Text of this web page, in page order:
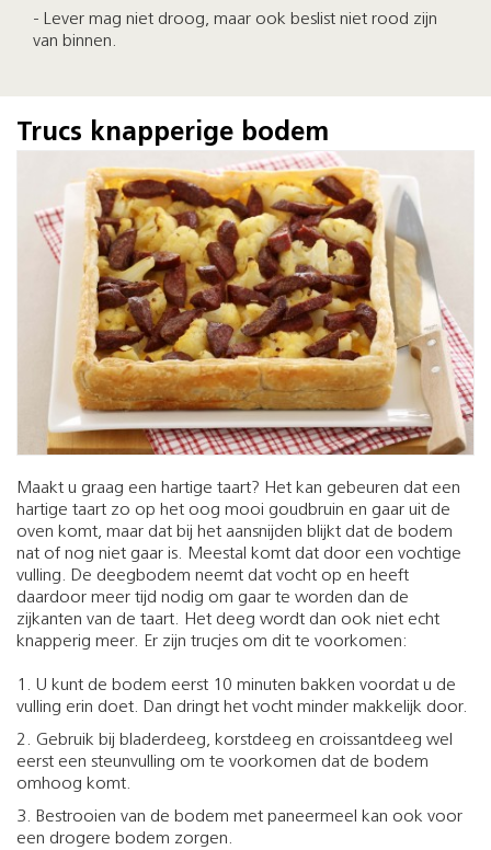
- Lever mag niet droog, maar ook beslist niet rood zijn
van binnen.
Trucs knapperige bodem
Maakt u graag een hartige taart? Het kan gebeuren dat een
hartige taart zo op het oog mooi goudbruin en gaar uit de
oven komt, maar dat bij het aansnijden blijkt dat de bodem
nat of nog niet gaar is. Meestal komt dat door een vochtige
vulling. De deegbodem neemt dat vocht op en heeft
daardoor meer tijd nodig om gaar te worden dan de
zijkanten van de taart. Het deeg wordt dan ook niet echt
knapperig meer. Er zijn trucjes om dit te voorkomen:
1. U kunt de bodem eerst 10 minuten bakken voordat u de
vulling erin doet. Dan dringt het vocht minder makkelijk door.
2. Gebruik bij bladerdeeg, korstdeeg en croissantdeeg wel
eerst een steunvulling om te voorkomen dat de bodem
omhoog komt.
3. Bestrooien van de bodem met paneermeel kan ook voor
een drogere bodem zorgen.